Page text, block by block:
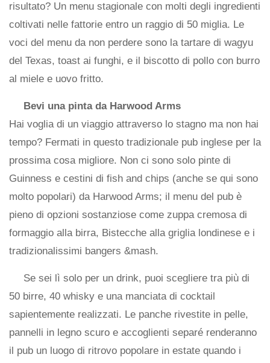
risultato? Un menu stagionale con molti degli ingredienti
coltivati ​​nelle fattorie entro un raggio di 50 miglia. Le
voci del menu da non perdere sono la tartare di wagyu
del Texas, toast ai funghi, e il biscotto di pollo con burro
al miele e uovo fritto.
Bevi una pinta da Harwood Arms
Hai voglia di un viaggio attraverso lo stagno ma non hai
tempo? Fermati in questo tradizionale pub inglese per la
prossima cosa migliore. Non ci sono solo pinte di
Guinness e cestini di fish and chips (anche se qui sono
molto popolari) da Harwood Arms; il menu del pub è
pieno di opzioni sostanziose come zuppa cremosa di
formaggio alla birra, Bistecche alla griglia londinese e i
tradizionalissimi bangers &mash.
Se sei lì solo per un drink, puoi scegliere tra più di
50 birre, 40 whisky e una manciata di cocktail
sapientemente realizzati. Le panche rivestite in pelle,
pannelli in legno scuro e accoglienti separé renderanno
il pub un luogo di ritrovo popolare in estate quando i